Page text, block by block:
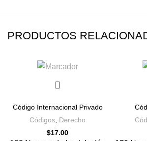
PRODUCTOS
Código Internacional Privado
Códigos Derecho
$17.00